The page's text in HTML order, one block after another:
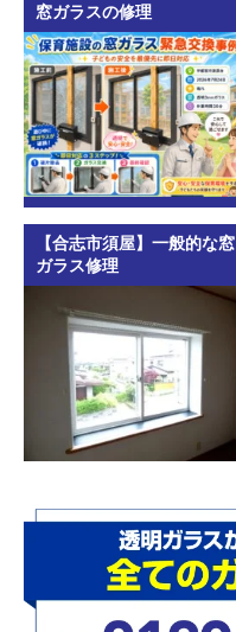
窓ガラスの修理
【合志市須屋】一般的な窓
ガラス修理